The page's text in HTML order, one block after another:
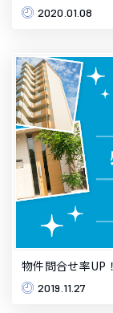
2020.01.08
物件問合せ率UP
2019.11.27